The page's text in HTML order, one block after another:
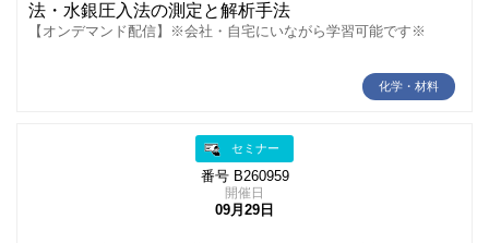
法・水銀圧入法の測定と解析手法
【オンデマンド配信】※会社・自宅にいながら学習可能です※
化学・材料
セミナー
番号 B260959
開催日
09月29日